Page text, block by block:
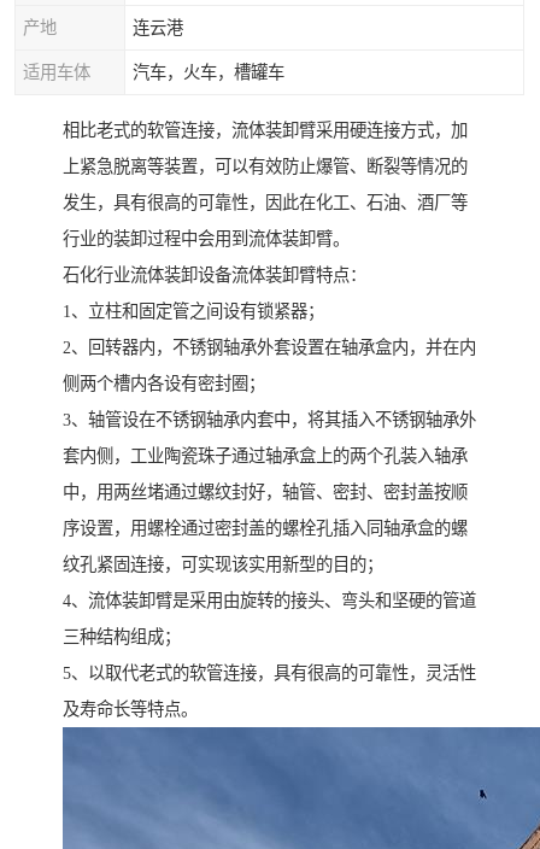
产地 连云港
适用车体 汽车，火车，槽罐车
相比老式的软管连接，流体装卸臂采用硬连接方式，加
上紧急脱离等装置，可以有效防止爆管、断裂等情况的
发生，具有很高的可靠性，因此在化工、石油、酒厂等
行业的装卸过程中会用到流体装卸臂。
石化行业流体装卸设备流体装卸臂特点：
1、立柱和固定管之间设有锁紧器；
2、回转器内，不锈钢轴承外套设置在轴承盒内，并在内
侧两个槽内各设有密封圈；
3、轴管设在不锈钢轴承内套中，将其插入不锈钢轴承外
套内侧，工业陶瓷珠子通过轴承盒上的两个孔装入轴承
中，用两丝堵通过螺纹封好，轴管、密封、密封盖按顺
序设置，用螺栓通过密封盖的螺栓孔插入同轴承盒的螺
纹孔紧固连接，可实现该实用新型的目的；
4、流体装卸臂是采用由旋转的接头、弯头和坚硬的管道
三种结构组成；
5、以取代老式的软管连接，具有很高的可靠性，灵活性
及寿命长等特点。